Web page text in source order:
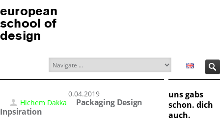
european
school of
design
30.04.2019
Hichem Dakka
Packaging Design
Inpsiration
uns gabs
schon. dich
auch.